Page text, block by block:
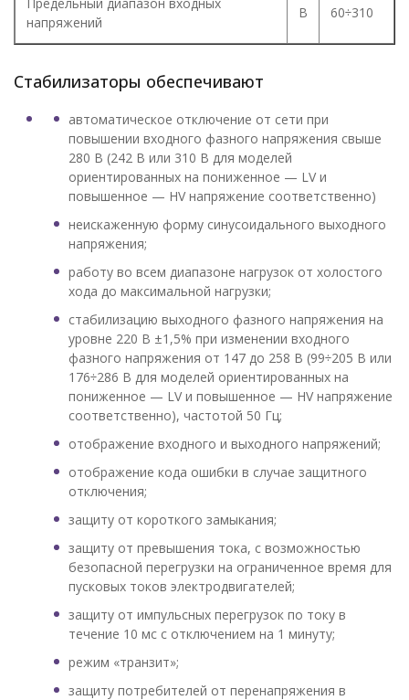
напряжений
В 60÷310
Стабилизаторы обеспечивают
автоматическое отключение от сети при
повышении входного фазного напряжения свыше
280 В (242 В или 310 В для моделей
ориентированных на пониженное — LV и
повышенное — HV напряжение соответственно)
неискаженную форму синусоидального выходного
напряжения;
работу во всем диапазоне нагрузок от холостого
хода до максимальной нагрузки;
стабилизацию выходного фазного напряжения на
уровне 220 В ±1,5% при изменении входного
фазного напряжения от 147 до 258 В (99÷205 В или
176÷286 В для моделей ориентированных на
пониженное — LV и повышенное — HV напряжение
соответственно), частотой 50 Гц;
отображение входного и выходного напряжений;
отображение кода ошибки в случае защитного
отключения;
защиту от короткого замыкания;
защиту от превышения тока, с возможностью
безопасной перегрузки на ограниченное время для
пусковых токов электродвигателей;
защиту от импульсных перегрузок по току в
течение 10 мс с отключением на 1 минуту;
режим «транзит»;
защиту потребителей от перенапряжения в